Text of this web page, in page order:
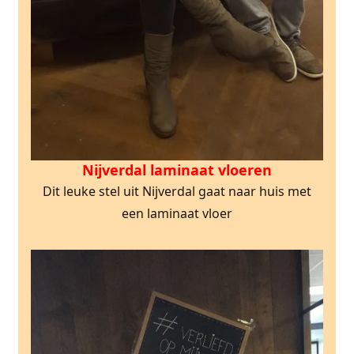
Nijverdal laminaat vloeren
Dit leuke stel uit Nijverdal gaat naar huis met
een laminaat vloer